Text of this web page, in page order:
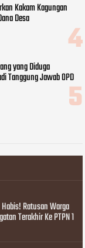
Kakam Kagungan
Desa
yang Diduga
Tanggung Jawab OPD
Ratusan Warga
Terakhir Ke PTPN 1